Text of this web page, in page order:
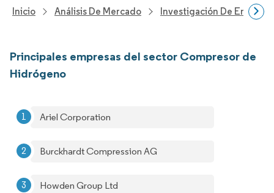
Inicio Análisis De Mercado Investigación De Energía
Principales empresas del sector Compresor de
Hidrógeno
Ariel Corporation
Burckhardt Compression AG
Howden Group Ltd